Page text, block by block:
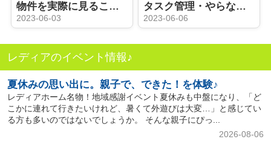
物件を実際に見ることができる内覧会
2023-06-03
タスク管理・やらなければならないこと
2023-06-06
レディアのイベント情報♪
夏休みの思い出に。親子で、できた！を体験♪
レディアホーム名物！地域感謝イベント夏休みも中盤になり、「ど
こかに連れて行きたいけれど、暑くて外遊びは大変…」と感じてい
る方も多いのではないでしょうか。 そんな親子にぴっ...
2026-08-06